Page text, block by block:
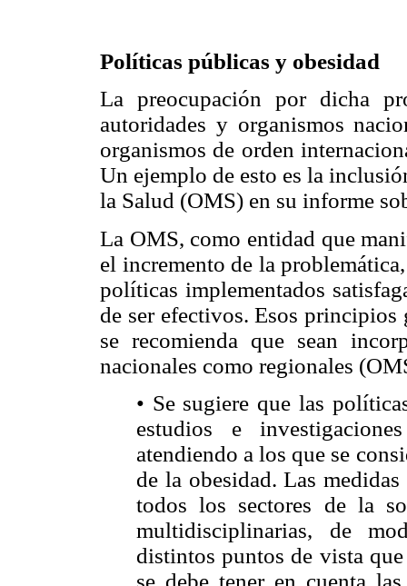
Políticas públicas y obesidad
La preocupación por dicha
autoridades y organismos
organismos de orden
Un ejemplo de esto es la
la Salud (OMS) en su informe
La OMS, como entidad que
el incremento de la
políticas implementados
de ser efectivos. Esos
se recomienda que sean
nacionales como regionales
• Se sugiere que las
estudios e
atendiendo a los que se
de la obesidad. Las
todos los sectores de la
multidisciplinarias, de
distintos puntos de vista